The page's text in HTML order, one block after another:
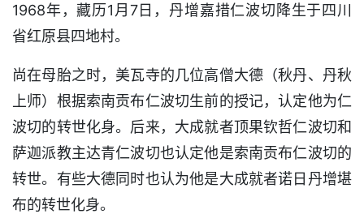
1968年，藏历1月7日，丹增嘉措仁波切降生于四川
省红原县四地村。
尚在母胎之时，美瓦寺的几位高僧大德（秋丹、丹秋
上师）根据索南贡布仁波切生前的授记，认定他为仁
波切的转世化身。后来，大成就者顶果钦哲仁波切和
萨迦派教主达青仁波切也认定他是索南贡布仁波切的
转世。有些大德同时也认为他是大成就者诺日丹增堪
布的转世化身。